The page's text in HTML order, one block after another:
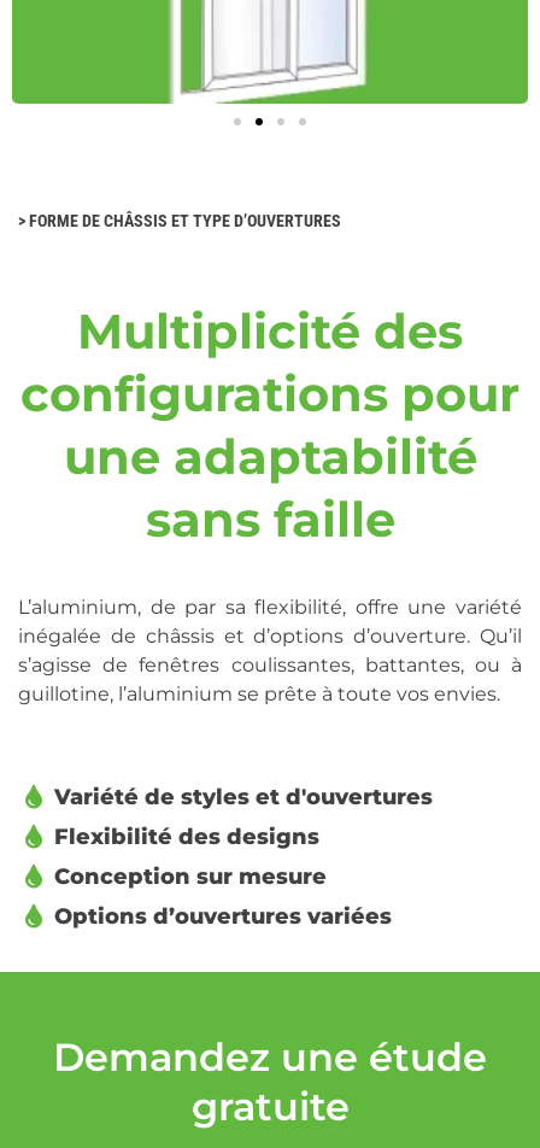
>FORME DE CHÂSSIS ET TYPE D’OUVERTURES
Multiplicité des
configurations pour
une adaptabilité
sans faille
L’aluminium, de par sa flexibilité, offre une variété
inégalée de châssis et d’options d’ouverture. Qu’il
s’agisse de fenêtres coulissantes, battantes, ou à
guillotine, l’aluminium se prête à toute vos envies.
Variété de styles et d'ouvertures
Flexibilité des designs
Conception sur mesure
Options d’ouvertures variées
Demandez une étude
gratuite